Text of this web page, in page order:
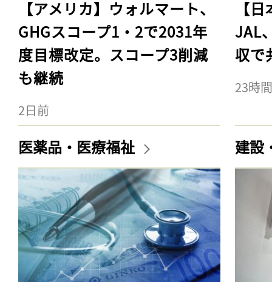
【アメリカ】ウォルマート、
GHGスコープ1・2で2031年
度目標改定。スコープ3削減
も継続
2日前
【
JAL
収で
23時
医薬品・医療福祉 建設